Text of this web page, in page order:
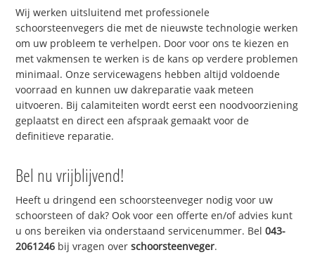
Wij werken uitsluitend met professionele
schoorsteenvegers die met de nieuwste technologie werken
om uw probleem te verhelpen. Door voor ons te kiezen en
met vakmensen te werken is de kans op verdere problemen
minimaal. Onze servicewagens hebben altijd voldoende
voorraad en kunnen uw dakreparatie vaak meteen
uitvoeren. Bij calamiteiten wordt eerst een noodvoorziening
geplaatst en direct een afspraak gemaakt voor de
definitieve reparatie.
Bel nu vrijblijvend!
Heeft u dringend een schoorsteenveger nodig voor uw
schoorsteen of dak? Ook voor een offerte en/of advies kunt
u ons bereiken via onderstaand servicenummer. Bel043-
2061246 bij vragen overschoorsteenveger.